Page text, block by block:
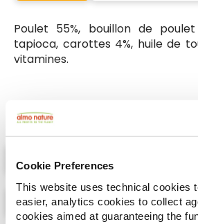
Cookie Preferences
This website uses technical cookies
easier, analytics cookies to collect
cookies aimed at guaranteeing the
Poulet 55%, bouillon de
tapioca, carottes 4%, huile de
vitamines.